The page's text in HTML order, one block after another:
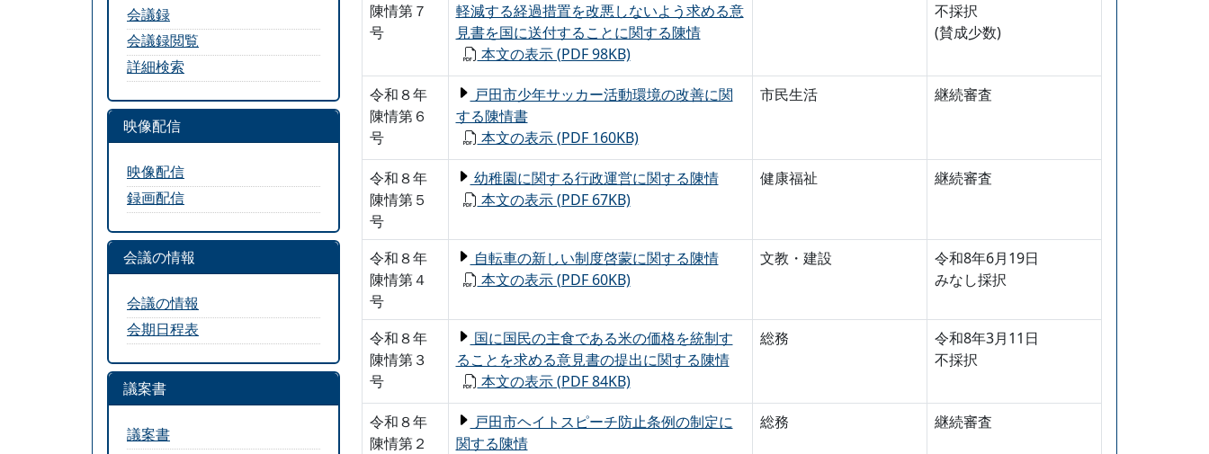
陳情第７
号
軽減する経過措置を改悪しないよう求める意
見書を国に送付することに関する陳情
本文の表示 (PDF 98KB)
不採択
(賛成少数)
令和８年
陳情第６
号
戸田市少年サッカー活動環境の改善に関
する陳情書
本文の表示 (PDF 160KB)
市民生活 継続審査
令和８年
陳情第５
号
幼稚園に関する行政運営に関する陳情
本文の表示 (PDF 67KB)
健康福祉 継続審査
令和８年
陳情第４
号
自転車の新しい制度啓蒙に関する陳情
本文の表示 (PDF 60KB)
文教・建設
令和8年6月19日
みなし採択
令和８年
陳情第３
号
国に国民の主食である米の価格を統制す
ることを求める意見書の提出に関する陳情
本文の表示 (PDF 84KB)
総務
令和8年3月11日
不採択
令和８年
陳情第２
戸田市ヘイトスピーチ防止条例の制定に
関する陳情
総務 継続審査
会議録
会議録閲覧
詳細検索
映像配信
映像配信
録画配信
会議の情報
会議の情報
会期日程表
議案書
議案書